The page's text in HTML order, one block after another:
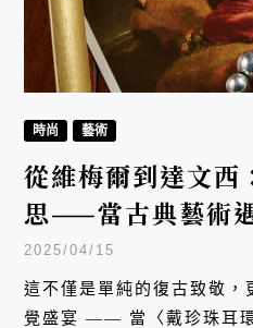
時尚 藝術
從維梅爾到達文西
思——當古典藝術
Dior 與 Tiffany
2025/04/15
這不僅是單純的復古致敬，
覺盛宴 —— 當〈戴珍珠耳